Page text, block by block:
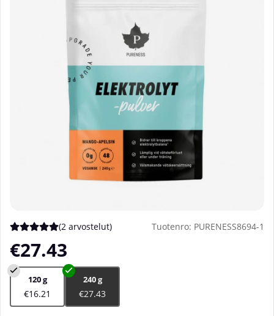
Keskiarvoluokitus 5 / 5 Arvioiden määrä 2
(2 arvostelut) Tuotenro: PURENESS8694-1
€27.43
120 g
€16.21
240 g
€27.43